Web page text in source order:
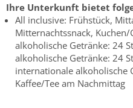
Ihre Unterkunft bietet
All inclusive: Frühstück,
Mitternachtssnack,
alkoholische Getränke: 24
alkoholische Getränke: 24
internationale alkoholische
Kaffee/Tee am Nachmittag